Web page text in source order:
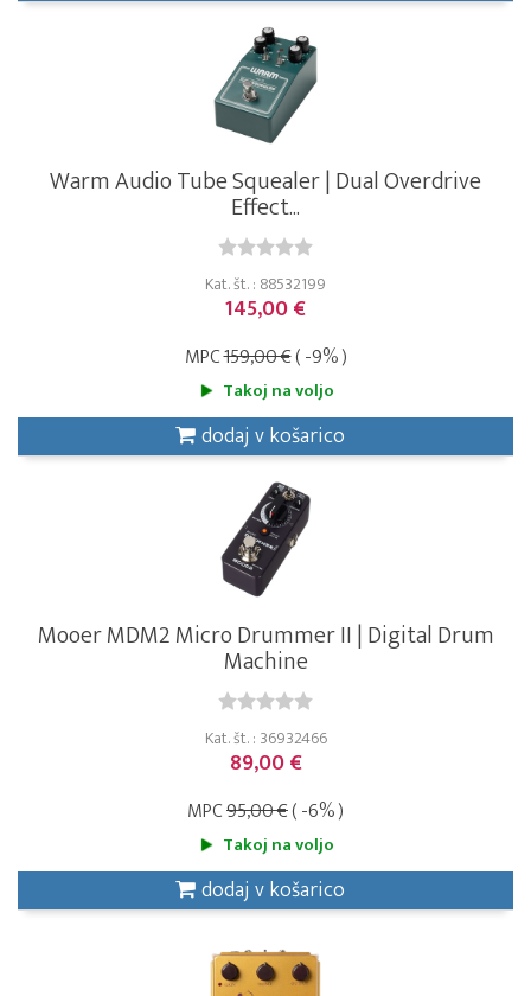
Warm Audio Tube Squealer | Dual Overdrive
Effect...
Kat. št. : 88532199
145,00 €
MPC159,00 €( -9% )
Takoj na voljo
dodaj v košarico
Mooer MDM2 Micro Drummer II | Digital Drum
Machine
Kat. št. : 36932466
89,00 €
MPC95,00 €( -6% )
Takoj na voljo
dodaj v košarico